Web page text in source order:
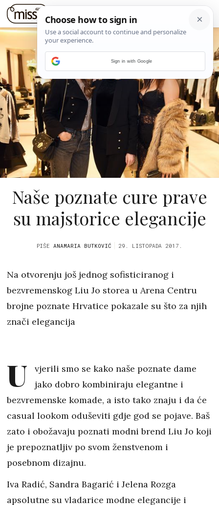
Naše poznate cure prave
su majstorice elegancije
PIŠE ANAMARIA BUTKOVIĆ 29. LISTOPADA 2017.
Na otvorenju još jednog sofisticiranog i
bezvremenskog Liu Jo storea u Arena Centru
brojne poznate Hrvatice pokazale su što za njih
znači elegancija
U
vjerili smo se kako naše poznate dame
jako dobro kombiniraju elegantne i
bezvremenske komade, a isto tako znaju i da će
casual lookom oduševiti gdje god se pojave. Baš
zato i obožavaju poznati modni brend Liu Jo koji
je prepoznatljiv po svom ženstvenom i
posebnom dizajnu.
Iva Radić, Sandra Bagarić i Jelena Rozga
apsolutne su vladarice modne elegancije i
Sign in with Google